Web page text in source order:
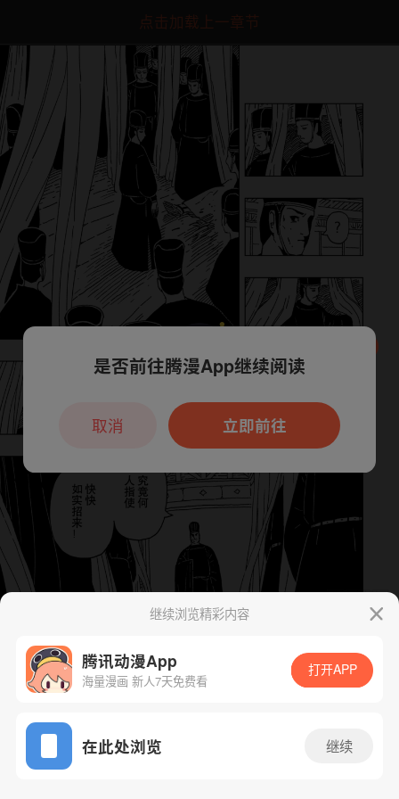
点击加载上一章节
App免费看
下一话 腾漫App免费看
继续浏览精彩内容
腾讯动漫App
海量漫画 新人7天免费看
打开APP
在此处浏览 继续
本章节仅支持App阅读，可打开App新用
户7天免费看
是否前往腾漫App继续阅读
立即前往
取消